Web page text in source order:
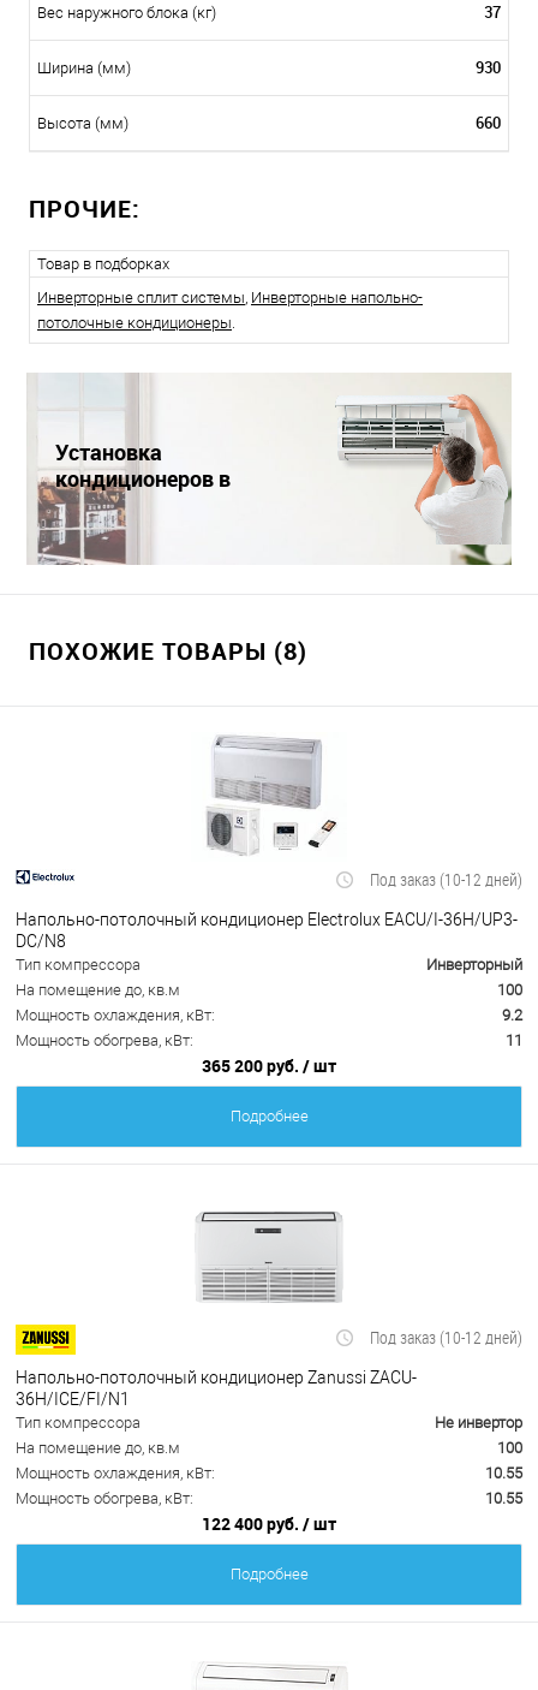
Вес наружного блока (кг) 37
Ширина (мм) 930
Высота (мм) 660
ПРОЧИЕ:
Товар в подборках
Инверторные сплит системы, Инверторные напольно-
потолочные кондиционеры.
Установка
кондиционеров в
Краснодаре
ПОХОЖИЕ ТОВАРЫ (8)
Под заказ (10-12 дней)
Напольно-потолочный кондиционер Electrolux EACU/I-36H/UP3-
DC/N8
Тип компрессора
Инверторный
На помещение до, кв.м
100
Мощность охлаждения, кВт:
9.2
Мощность обогрева, кВт:
11
365 200 руб. / шт
Подробнее
Под заказ (10-12 дней)
Напольно-потолочный кондиционер Zanussi ZACU-
36H/ICE/FI/N1
Тип компрессора
Не инвертор
На помещение до, кв.м
100
Мощность охлаждения, кВт:
10.55
Мощность обогрева, кВт:
10.55
122 400 руб. / шт
Подробнее